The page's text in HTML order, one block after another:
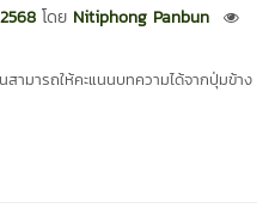
โดย Nitiphong Panbun
สามารถให้คะแนนบทความได้จากปุ่มข้าง